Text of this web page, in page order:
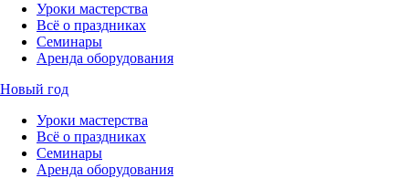
Уроки мастерства
Всё о праздниках
Семинары
Аренда оборудования
Новый год
Уроки мастерства
Всё о праздниках
Семинары
Аренда оборудования